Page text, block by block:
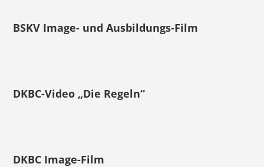
BSKV Image- und Ausbildungs-Film
DKBC-Video „Die Regeln“
DKBC Image-Film